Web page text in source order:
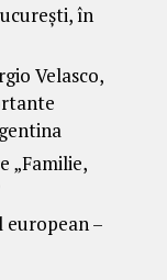
în
Velasco,
„Familie,
european –